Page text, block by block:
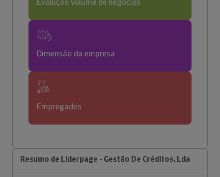
Evolução volume de negócios
Dimensão da empresa
Empregados
Resumo de Liderpage - Gestão De Créditos, Lda